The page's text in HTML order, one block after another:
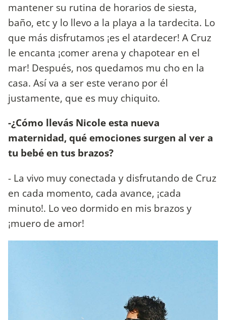
mantener su rutina de horarios de siesta,
baño, etc y lo llevo a la playa a la tardecita. Lo
que más disfrutamos ¡es el atardecer! A Cruz
le encanta ¡comer arena y chapotear en el
mar! Después, nos quedamos mu cho en la
casa. Así va a ser este verano por él
justamente, que es muy chiquito.
-¿Cómo llevás Nicole esta nueva
maternidad, qué emociones surgen al ver a
tu bebé en tus brazos?
- La vivo muy conectada y disfrutando de Cruz
en cada momento, cada avance, ¡cada
minuto!. Lo veo dormido en mis brazos y
¡muero de amor!